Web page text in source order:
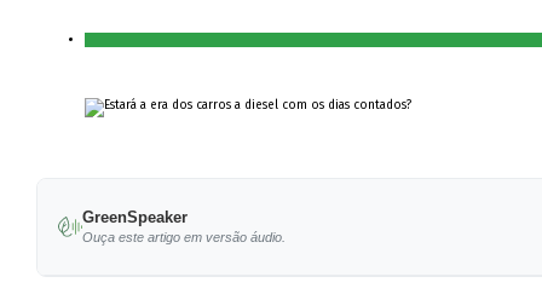
GreenSpeaker
Ouça este artigo em versão áudio.